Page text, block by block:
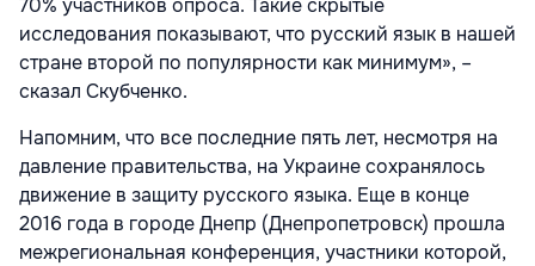
70% участников опроса. Такие скрытые
исследования показывают, что русский язык в нашей
стране второй по популярности как минимум», –
сказал Скубченко.
Напомним, что все последние пять лет, несмотря на
давление правительства, на Украине сохранялось
движение в защиту русского языка. Еще в конце
2016 года в городе Днепр (Днепропетровск) прошла
межрегиональная конференция, участники которой,